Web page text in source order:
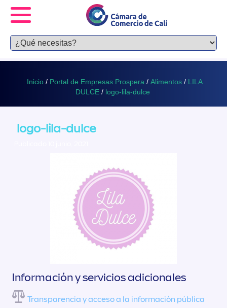
Inicio / Portal de Empresas Prospera / Alimentos / LILA
DULCE / logo-lila-dulce
logo-lila-dulce
Información y servicios adicionales
Transparencia y acceso a la información pública